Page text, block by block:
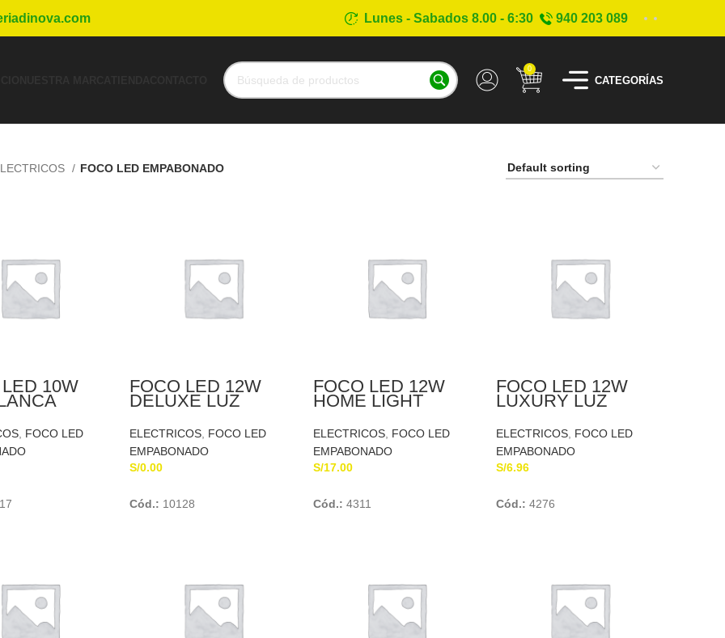
Lunes - Sabados 8.00 - 6:30 940 203 089
0
CATEGORÍAS
FOCO LED EMPABONADO
10W
, FOCO LED
FOCO LED 12W
DELUXE LUZ
LIGHT
ELECTRICOS FOCO LED
EMPABONADO
S/0.00
Cód.: 10128
FOCO LED 12W
HOME LIGHT
ELECTRICOS, FOCO LED
EMPABONADO
S/17.00
Cód.: 4311
FOCO LED 12W
LUXURY LUZ
LIGHT
ELECTRICOS FOCO LED
EMPABONADO
S/6.96
Cód.: 4276